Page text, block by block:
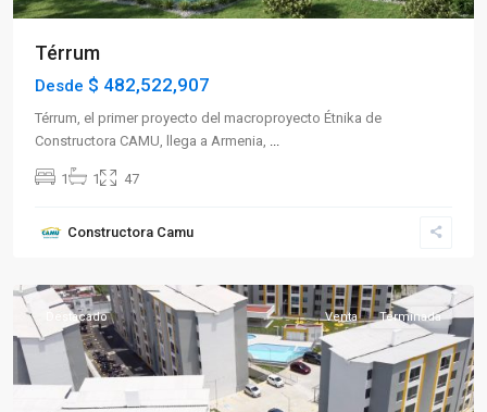
Térrum
Desde $ 482,522,907
Térrum, el primer proyecto del macroproyecto Étnika de
Constructora CAMU, llega a Armenia, ...
1 1 47
Constructora Camu
Oriente,
Destacado Venta Terminada